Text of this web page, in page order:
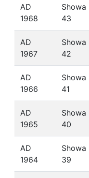
AD
1968
Showa
43
AD
1967
Showa
42
AD
1966
Showa
41
AD
1965
Showa
40
AD
1964
Showa
39